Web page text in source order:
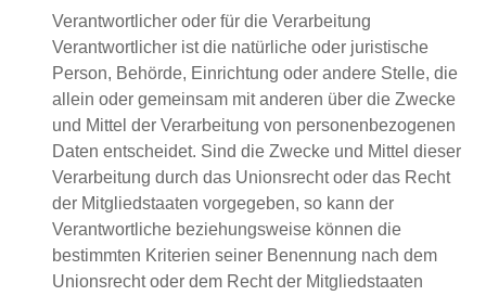
Verantwortlicher oder für die Verarbeitung
Verantwortlicher ist die natürliche oder juristische
Person, Behörde, Einrichtung oder andere Stelle, die
allein oder gemeinsam mit anderen über die Zwecke
und Mittel der Verarbeitung von personenbezogenen
Daten entscheidet. Sind die Zwecke und Mittel dieser
Verarbeitung durch das Unionsrecht oder das Recht
der Mitgliedstaaten vorgegeben, so kann der
Verantwortliche beziehungsweise können die
bestimmten Kriterien seiner Benennung nach dem
Unionsrecht oder dem Recht der Mitgliedstaaten